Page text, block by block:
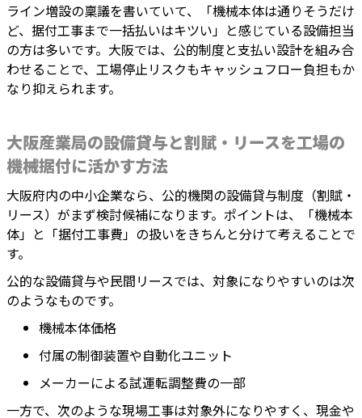
ライン増設の稟議を書いていて、「機械本体は通りそうだけ
ど、据付工事まで一括払いはキツい」と感じている設備担当
の方は多いです。大阪では、公的制度と支払い設計を組み合
わせることで、工場停止リスクもキャッシュフロー負担もか
なり抑えられます。
大阪産業局の設備貸与と割賦・リースを工場の
機械据付に活かす方法
大阪府内の中小企業なら、公的機関の設備貸与制度（割賦・
リース）がまず検討候補になります。ポイントは、「機械本
体」と「据付工事費」の扱いをきちんと分けて考えることで
す。
公的な設備貸与や民間リースでは、対象になりやすいのは次
のようなものです。
機械本体価格
付属の制御装置や自動化ユニット
メーカーによる試運転調整費の一部
一方で、次のような現場工事は対象外になりやすく、現金や